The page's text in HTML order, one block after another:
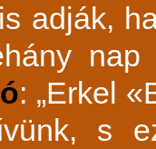
adják,
: „Erkel
s